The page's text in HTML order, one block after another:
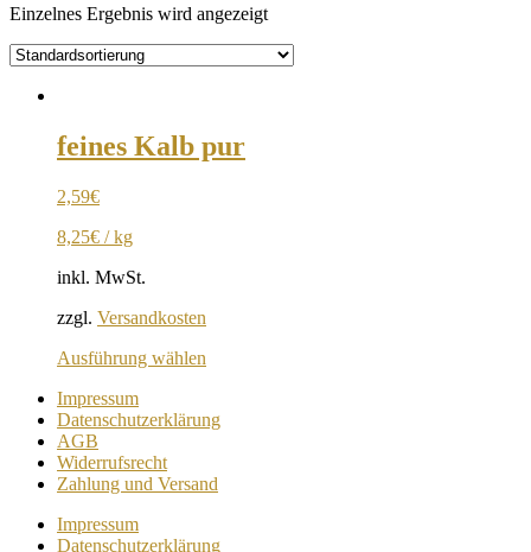
Einzelnes Ergebnis wird angezeigt
feines Kalb pur
2,59€
8,25€ /kg
inkl. MwSt.
zzgl. Versandkosten
Ausführung wählen
Impressum
Datenschutzerklärung
AGB
Widerrufsrecht
Zahlung und Versand
Impressum
Datenschutzerklärung